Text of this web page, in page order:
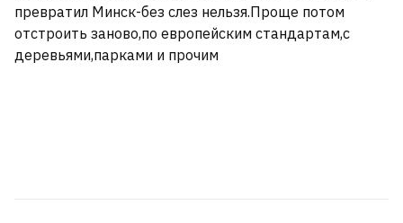
превратил Минск-без слез нельзя.Проще потом
отстроить заново,по европейским стандартам,с
деревьями,парками и прочим